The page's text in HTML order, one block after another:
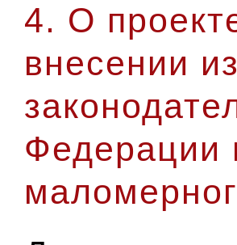
4. О
внесении
Федерации